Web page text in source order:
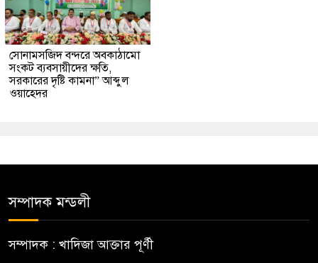
সোনামসজিদ বন্দরে অবকাঠামো
সংকট ব্যবসায়ীদের ক্ষতি,
সরকারের দৃষ্টি কামনা” আব্দুল
ওয়াহেদর
সম্পাদক মন্ডলী
সম্পাদক : খাদিজা আক্তার পূর্ণী